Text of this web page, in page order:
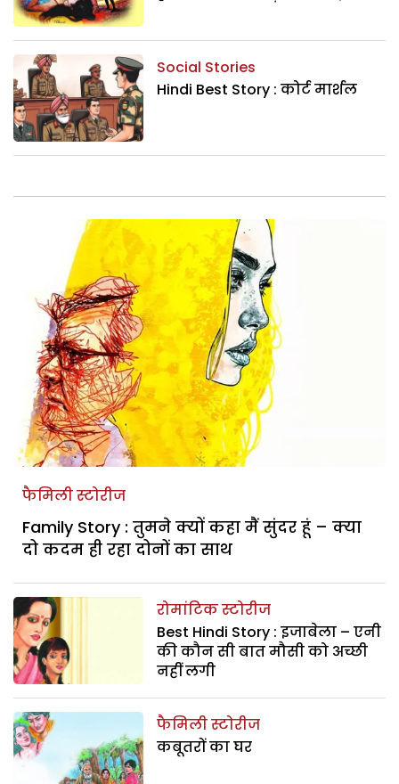
Social Stories
Hindi Best Story : कोर्ट मार्शल
फैमिली स्टोरीज
Family Story : तुमने क्यों कहा मैं सुंदर हूं – क्या
दो कदम ही रहा दोनों का साथ
रोमांटिक स्टोरीज
Best Hindi Story : इजाबेला – एनी
की कौन सी बात मौसी को अच्छी
नहीं लगी
फैमिली स्टोरीज
कबूतरों का घर